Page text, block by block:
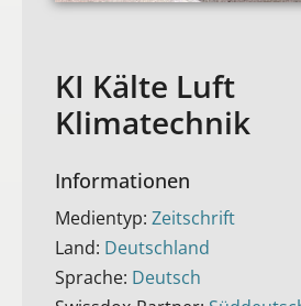
KI Kälte Luft
Klimatechnik
Informationen
Medientyp: Zeitschrift
Land: Deutschland
Sprache: Deutsch